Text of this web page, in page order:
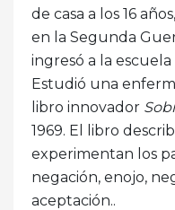
de casa a los 16
en la Segunda
ingresó a la escuela
Estudió una
libro innovador
1969. El libro
experimentan los
negación, enojo,
aceptación..